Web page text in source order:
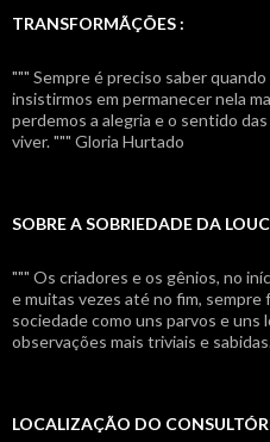
TRANSFORMÃÇÕES :
""" Sempre é preciso saber
insistirmos em permanecer nela
perdemos a alegria e o sentido
viver. """ Gloria Hurtado
SOBRE A SOBRIEDADE DA
""" Os criadores e os gênios, no
e muitas vezes até no fim, sempre
sociedade como uns parvos e uns
observações mais triviais e
LOCALIZAÇÃO DO